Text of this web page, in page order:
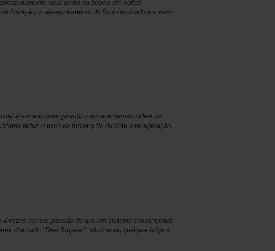
ideal do fio na bobina em voltas
fundição, o desenrolamento do fio é otimizado e o risco
é usinado para garantir o armazenamento ideal da
reduz o risco de torcer o fio durante a recuperação.
vezes menos pressão do que um sistema convencional.
chamado "Real Stopper", eliminando qualquer folga e